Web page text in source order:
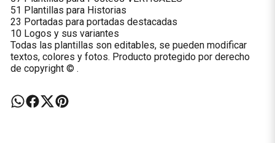
51 Plantillas para Historias
23 Portadas para portadas destacadas
10 Logos y sus variantes
Todas las plantillas son editables, se pueden modificar
textos, colores y fotos. Producto protegido por derecho
de copyright © .